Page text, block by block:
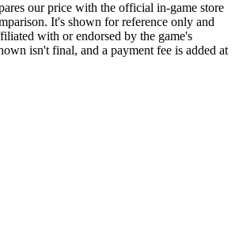
our price with the official in-game store
It's shown for reference only and
with or endorsed by the game's
isn't final, and a payment fee is added at